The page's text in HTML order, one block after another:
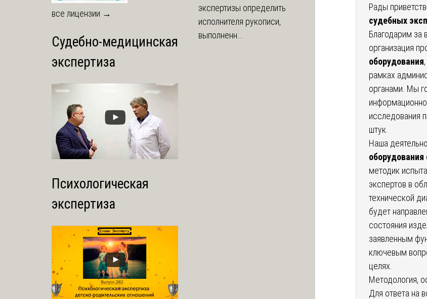
Рады
судебных
Благодарим за
организация
оборудования
рамках
органами. Мы
исследования
штук.
Наша
оборудования
методик
экспертов в
технической
будет
состояния
заявленным
ключевым
целях.
Методология,
Для ответа на
все лицензии →
Судебно-медицинская
экспертиза
Психологическая
экспертиза
экспертизы определить
исполнителя рукописи,
выполненн...